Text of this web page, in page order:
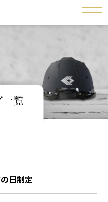
一覧
日制定